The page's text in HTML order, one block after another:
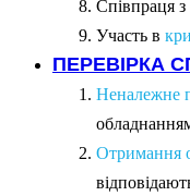
Співпраця з
Участь в
ПЕРЕВІРКА
Неналежне
Отримання